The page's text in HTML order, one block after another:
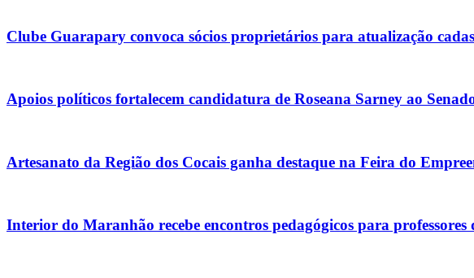
Clube Guarapary convoca sócios proprietários para atualização
Apoios políticos fortalecem candidatura de Roseana Sarney ao
Artesanato da Região dos Cocais ganha destaque na Feira do
Interior do Maranhão recebe encontros pedagógicos para